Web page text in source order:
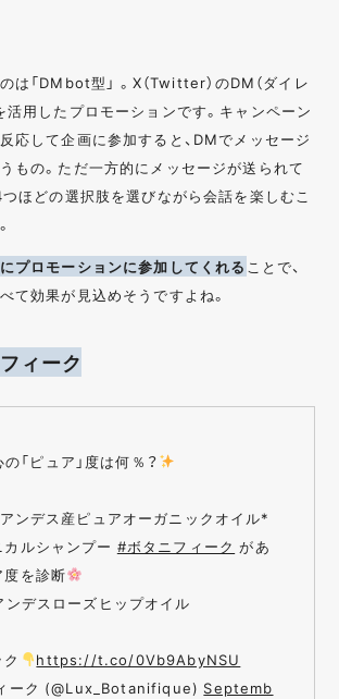
は「DMbot型」 。X（Twitter）のDM（ダイレ
活用したプロモーションです。キャンペーン
応して企画に参加すると、DMでメッセージ
もの。ただ一方的にメッセージが送られて
つほどの選択肢を選びながら会話を楽しむこ
プロモーションに参加してくれる ことで、
て効果が見込めそうですよね。
ィーク
「ピュア」度は何％？
ンデス産ピュアオーガニックオイル*
ルシャンプー #ボタニフィーク があ
を診断
ンデスローズヒップオイル
https://t.co/0Vb9AbyNSU
ーク (@Lux_Botanifique) Septemb